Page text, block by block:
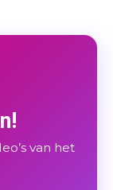
van het